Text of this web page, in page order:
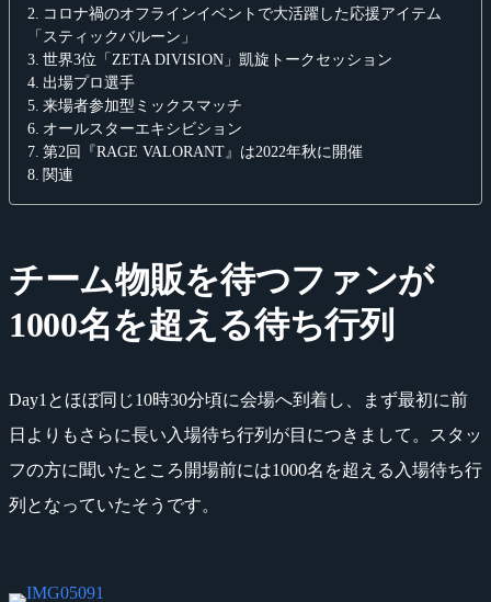
コロナ禍のオフラインイベントで大活躍した応援アイテム
「スティックバルーン」
世界3位「ZETA DIVISION」凱旋トークセッション
出場プロ選手
来場者参加型ミックスマッチ
オールスターエキシビション
第2回『RAGE VALORANT』は2022年秋に開催
関連
チーム物販を待つファンが
1000名を超える待ち行列
Day1とほぼ同じ10時30分頃に会場へ到着し、まず最初に前
日よりもさらに長い入場待ち行列が目につきまして。スタッ
フの方に聞いたところ開場前には1000名を超える入場待ち行
列となっていたそうです。